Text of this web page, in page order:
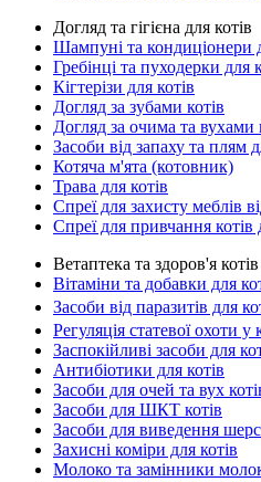
Догляд та гігієна для котів
Шампуні та кондиціонери
Гребінці та пуходерки для
Кігтерізи для котів
Догляд за зубами котів
Догляд за очима та вухами
Засоби від запаху та плям
Котяча м'ята (котовник)
Трава для котів
Спреї для захисту меблів
Спреї для привчання котів
Ветаптека та здоров'я котів
Вітаміни та добавки для
Засоби від паразитів для
Регуляція статевої охоти у
Заспокійливі засоби для
Антибіотики для котів
Засоби для очей та вух
Засоби для ШКТ котів
Засоби для виведення
Захисні коміри для котів
Молоко та замінники